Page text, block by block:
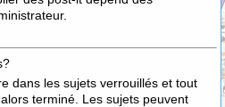
dans les sujets verrouillés et tout
terminé. Les sujets peuvent